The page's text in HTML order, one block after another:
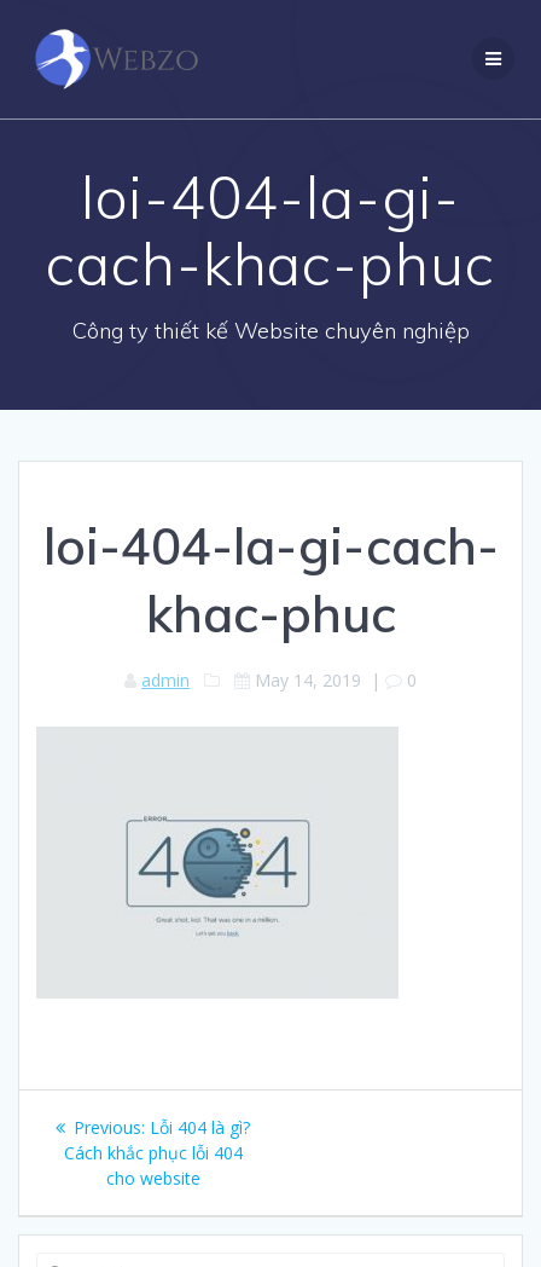
loi-404-la-gi-
cach-khac-phuc
Công ty thiết kế Website chuyên nghiệp
loi-404-la-gi-cach-
khac-phuc
admin May 14, 2019 | 0
Post
navigation
Previous: Previous
post:
Lỗi 404 là gì?
Cách khắc phục lỗi 404
cho website